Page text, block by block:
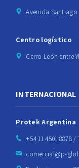
Avenida
Centro logístico
Cerro León entre
INTERNACIONAL
Protek Argentina
+54 11 4501 8878 /
comercial@p-